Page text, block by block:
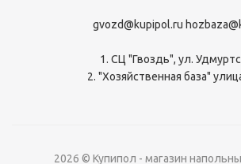
gvozd@kupipol.ru
1. СЦ "Гвоздь", ул.
2. "Хозяйственная база"
2026 © Купипол - магазин